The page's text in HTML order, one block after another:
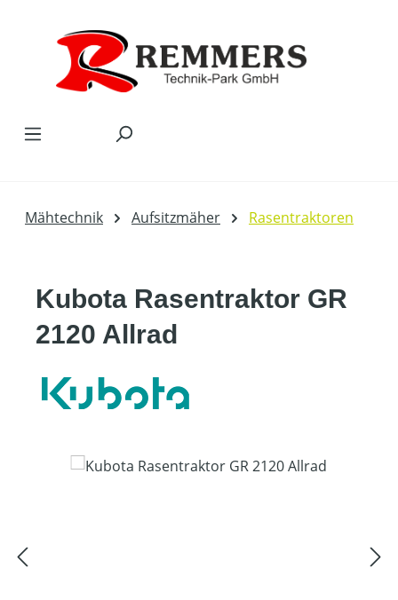
Mähtechnik Aufsitzmäher Rasentraktoren
Kubota Rasentraktor GR
2120 Allrad
Bildergalerie überspringen